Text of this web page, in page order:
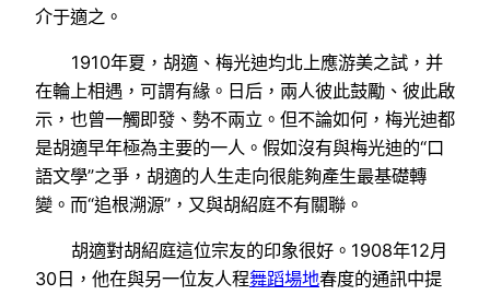
介于適之。
1910年夏，胡適、梅光迪均北上應游美之試，并
在輪上相遇，可謂有緣。日后，兩人彼此鼓勵、彼此啟
示，也曾一觸即發、勢不兩立。但不論如何，梅光迪都
是胡適早年極為主要的一人。假如沒有與梅光迪的“口
語文學”之爭，胡適的人生走向很能夠產生最基礎轉
變。而“追根溯源”，又與胡紹庭不有關聯。
胡適對胡紹庭這位宗友的印象很好。1908年12月
30日，他在與另一位友人程舞蹈場地春度的通訊中提